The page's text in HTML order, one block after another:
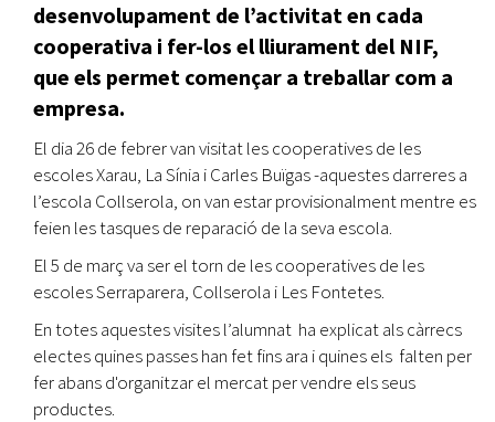
desenvolupament de l’activitat en cada
cooperativa i fer-los el lliurament del NIF,
que els permet començar a treballar com a
empresa.
El dia 26 de febrer van visitat les cooperatives de les
escoles Xarau, La Sínia i Carles Buïgas -aquestes darreres a
l’escola Collserola, on van estar provisionalment mentre es
feien les tasques de reparació de la seva escola.
El 5 de març va ser el torn de les cooperatives de les
escoles Serraparera, Collserola i Les Fontetes.
En totes aquestes visites l’alumnat ha explicat als càrrecs
electes quines passes han fet fins ara i quines els falten per
fer abans d'organitzar el mercat per vendre els seus
productes.